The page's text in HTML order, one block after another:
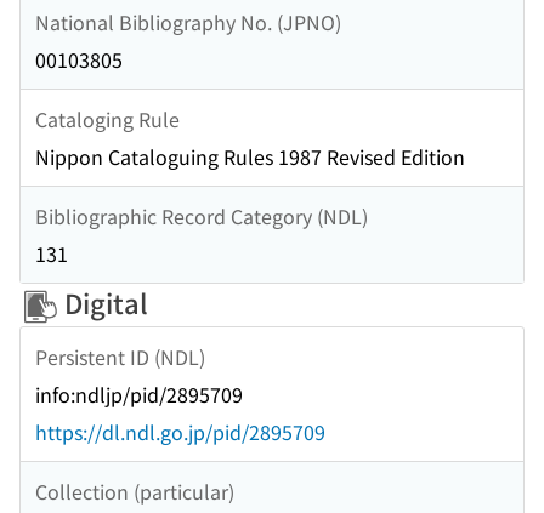
National Bibliography No. (JPNO)
00103805
Cataloging Rule
Nippon Cataloguing Rules 1987 Revised Edition
Bibliographic Record Category (NDL)
131
Digital
Persistent ID (NDL)
info:ndljp/pid/2895709
https://dl.ndl.go.jp/pid/2895709
Collection (particular)